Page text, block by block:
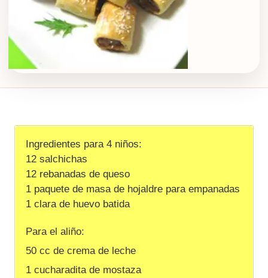
Ingredientes para 4 niños:
12 salchichas
12 rebanadas de queso
1 paquete de masa de hojaldre para empanadas
1 clara de huevo batida
Para el aliño:
50 cc de crema de leche
1 cucharadita de mostaza